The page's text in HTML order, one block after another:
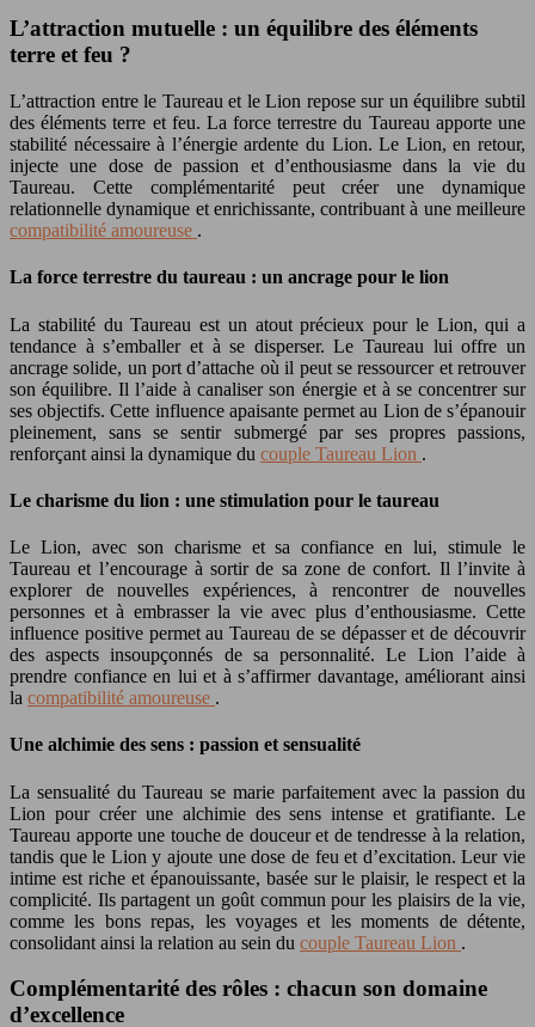
L’attraction mutuelle : un équilibre des éléments
terre et feu ?
L’attraction entre le Taureau et le Lion repose sur un équilibre subtil
des éléments terre et feu. La force terrestre du Taureau apporte une
stabilité nécessaire à l’énergie ardente du Lion. Le Lion, en retour,
injecte une dose de passion et d’enthousiasme dans la vie du
Taureau. Cette complémentarité peut créer une dynamique
relationnelle dynamique et enrichissante, contribuant à une meilleure
compatibilité amoureuse .
La force terrestre du taureau : un ancrage pour le lion
La stabilité du Taureau est un atout précieux pour le Lion, qui a
tendance à s’emballer et à se disperser. Le Taureau lui offre un
ancrage solide, un port d’attache où il peut se ressourcer et retrouver
son équilibre. Il l’aide à canaliser son énergie et à se concentrer sur
ses objectifs. Cette influence apaisante permet au Lion de s’épanouir
pleinement, sans se sentir submergé par ses propres passions,
renforçant ainsi la dynamique du couple Taureau Lion .
Le charisme du lion : une stimulation pour le taureau
Le Lion, avec son charisme et sa confiance en lui, stimule le
Taureau et l’encourage à sortir de sa zone de confort. Il l’invite à
explorer de nouvelles expériences, à rencontrer de nouvelles
personnes et à embrasser la vie avec plus d’enthousiasme. Cette
influence positive permet au Taureau de se dépasser et de découvrir
des aspects insoupçonnés de sa personnalité. Le Lion l’aide à
prendre confiance en lui et à s’affirmer davantage, améliorant ainsi
la compatibilité amoureuse .
Une alchimie des sens : passion et sensualité
La sensualité du Taureau se marie parfaitement avec la passion du
Lion pour créer une alchimie des sens intense et gratifiante. Le
Taureau apporte une touche de douceur et de tendresse à la relation,
tandis que le Lion y ajoute une dose de feu et d’excitation. Leur vie
intime est riche et épanouissante, basée sur le plaisir, le respect et la
complicité. Ils partagent un goût commun pour les plaisirs de la vie,
comme les bons repas, les voyages et les moments de détente,
consolidant ainsi la relation au sein du couple Taureau Lion .
Complémentarité des rôles : chacun son domaine
d’excellence